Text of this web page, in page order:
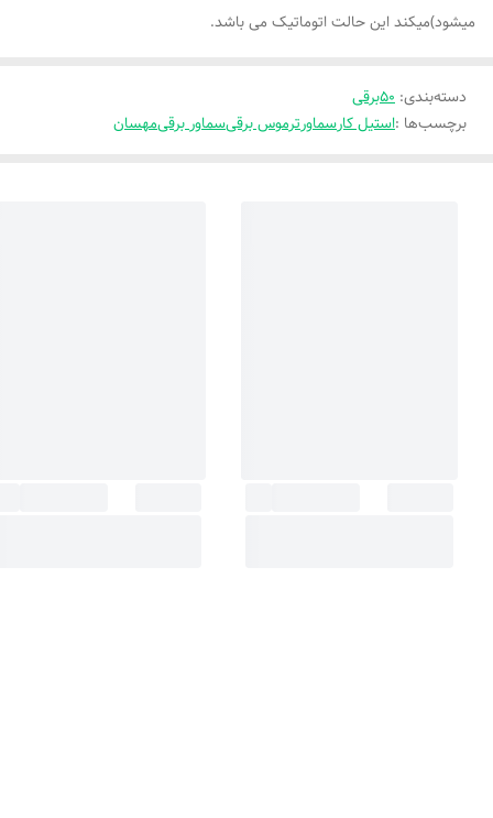
میشود)میکند این حالت اتوماتیک می باشد.
دسته‌بندی: 50برقی
برچسب‌ها :استیل کارسماورترموس برقیسماور برقیمهسان